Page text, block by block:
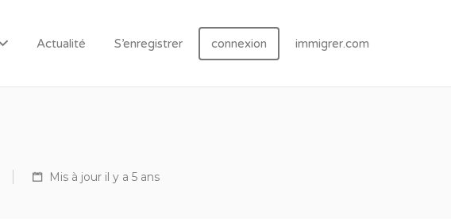
Actualité S’enregistrer connexion immigrer.com
Mis à jour il y a 5 ans